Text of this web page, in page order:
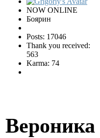
NOW ONLINE
Боярин
Posts: 17046
Thank you received:
563
Karma: 74